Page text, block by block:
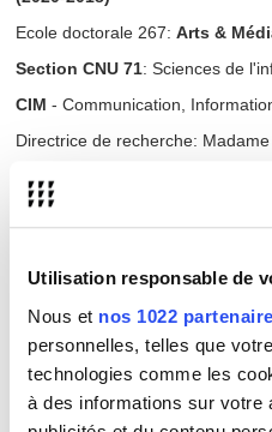
Utilisation responsable de
Nous et nos 1022
personnelles, telles que
technologies comme les
à des informations sur votre
Ecole doctorale 267: Arts &
Section CNU 71: Sciences de
CIM - Communication,
Directrice de recherche:
Membres du jury:
Madame Sophie MOIRAND,
Madame Jocelyne
Madame Vera FRANCA,
Professeur des université,
Madame Térésa Cristina
Professeur des université,